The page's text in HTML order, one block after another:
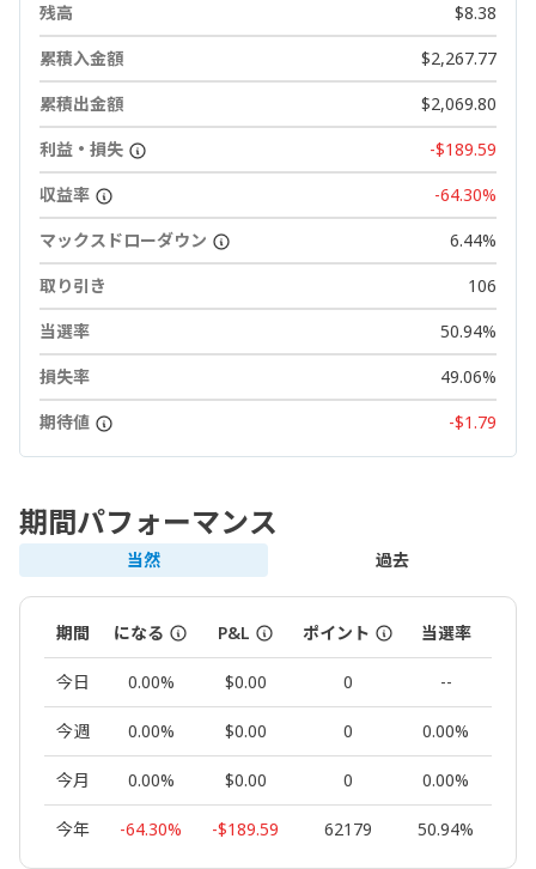
残高
$8.38
累積入金額
$2,267.77
累積出金額
$2,069.80
利益・損失
-$189.59
収益率
-64.30%
マックスドローダウン
6.44%
取り引き
106
当選率
50.94%
損失率
49.06%
期待値
-$1.79
期間パフォーマンス
当然 過去
期間 になる P&L ポイント 当選率
今日 0.00% $0.00 0 --
今週 0.00% $0.00 0 0.00%
今月 0.00% $0.00 0 0.00%
今年 -64.30% -$189.59 62179 50.94%